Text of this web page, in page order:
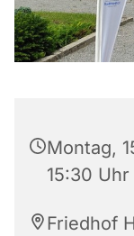
Montag,
15:30 Uhr
Friedhof